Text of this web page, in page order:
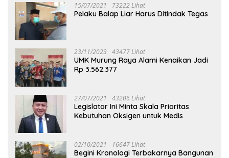
15/07/2021 73222 Lihat
Pelaku Balap Liar Harus Ditindak Tegas
23/11/2023 43477 Lihat
UMK Murung Raya Alami Kenaikan Jadi
Rp 3.562.377
27/07/2021 43206 Lihat
Legislator Ini Minta Skala Prioritas
Kebutuhan Oksigen untuk Medis
02/10/2021 16647 Lihat
Begini Kronologi Terbakarnya Bangunan